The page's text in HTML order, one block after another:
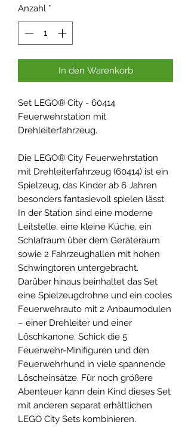
Anzahl *
In den Warenkorb
Set LEGO® City - 60414
Feuerwehrstation mit
Drehleiterfahrzeug.
Die LEGO® City Feuerwehrstation
mit Drehleiterfahrzeug (60414) ist ein
Spielzeug, das Kinder ab 6 Jahren
besonders fantasievoll spielen lässt.
In der Station sind eine moderne
Leitstelle, eine kleine Küche, ein
Schlafraum über dem Geräteraum
sowie 2 Fahrzeughallen mit hohen
Schwingtoren untergebracht.
Darüber hinaus beinhaltet das Set
eine Spielzeugdrohne und ein cooles
Feuerwehrauto mit 2 Anbaumodulen
– einer Drehleiter und einer
Löschkanone. Schick die 5
Feuerwehr-Minifiguren und den
Feuerwehrhund in viele spannende
Löscheinsätze. Für noch größere
Abenteuer kann dein Kind dieses Set
mit anderen separat erhältlichen
LEGO City Sets kombinieren.